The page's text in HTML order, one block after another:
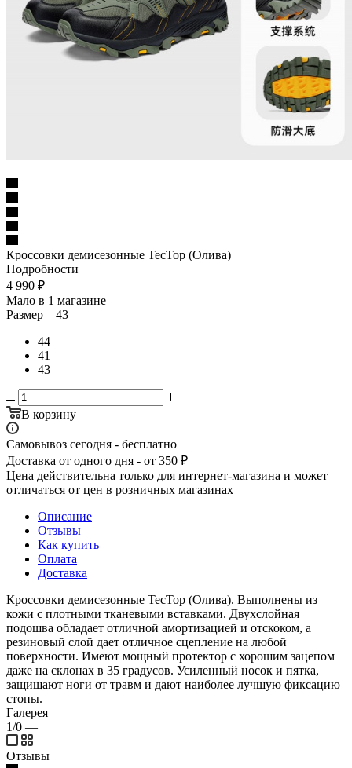
Кроссовки демисезонные ТесТор (Олива)
Подробности
4 990 ₽
Мало в 1 магазине
Размер—43
44
41
43
В корзину
Самовывоз сегодня - бесплатно
Доставка от одного дня - от 350 ₽
Цена действительна только для интернет-магазина и может
отличаться от цен в розничных магазинах
Описание
Отзывы
Как купить
Оплата
Доставка
Кроссовки демисезонные ТесТор (Олива). Выполнены из
кожи с плотными тканевыми вставками. Двухслойная
подошва обладает отличной амортизацией и отскоком, а
резиновый слой дает отличное сцепление на любой
поверхности. Имеют мощный протектор с хорошим зацепом
даже на склонах в 35 градусов. Усиленный носок и пятка,
защищают ноги от травм и дают наиболее лучшую фиксацию
стопы.
Галерея
1/0 —
Отзывы